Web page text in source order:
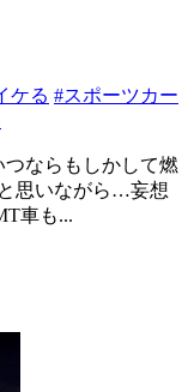
ケる #スポーツカー
ならもしかして燃
思いながら…妄想
車も...